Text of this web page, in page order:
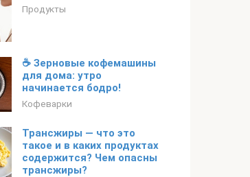
Продукты
☕️ Зерновые кофемашины
для дома: утро
начинается бодро!
Кофеварки
Трансжиры — что это
такое и в каких продуктах
содержится? Чем опасны
трансжиры?